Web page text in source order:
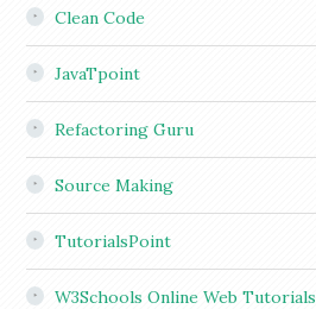
Clean Code
JavaTpoint
Refactoring Guru
Source Making
TutorialsPoint
W3Schools Online Web Tutorials